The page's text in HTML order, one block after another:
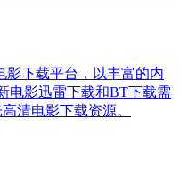
影下载平台，以丰富的内
电影迅雷下载和BT下载需
清电影下载资源。